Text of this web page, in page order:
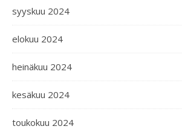
syyskuu 2024
elokuu 2024
heinäkuu 2024
kesäkuu 2024
toukokuu 2024